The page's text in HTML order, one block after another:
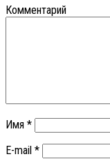
Комментарий
Имя *
E-mail *